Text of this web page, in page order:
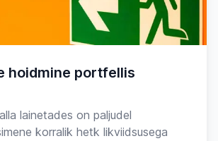
hoidmine portfellis
lainetades on paljudel
korralik hetk likviidsusega